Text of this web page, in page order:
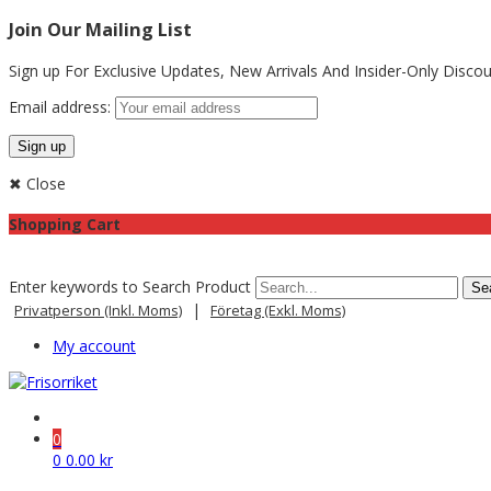
Join Our Mailing List
Sign up For Exclusive Updates, New Arrivals And Insider-Only
Email address:
✖ Close
Shopping Cart
Enter keywords to Search Product
Privatperson (inkl. Moms) | Företag (exkl. Moms)
My account
0
0 0.00 kr